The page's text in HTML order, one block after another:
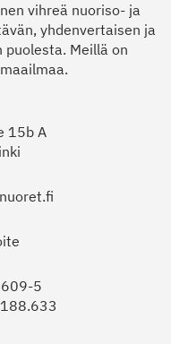
vihreä nuoriso- ja
yhdenvertaisen ja
Meillä on
15b A
5